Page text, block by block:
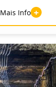
Mais Info +